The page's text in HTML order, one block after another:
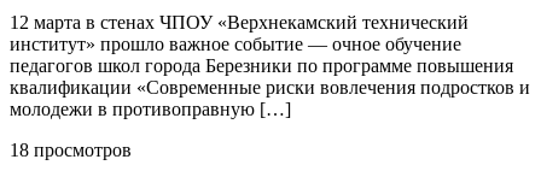
12 марта в стенах ЧПОУ «Верхнекамский технический
институт» прошло важное событие — очное обучение
педагогов школ города Березники по программе повышения
квалификации «Современные риски вовлечения подростков и
молодежи в противоправную […]
18 просмотров